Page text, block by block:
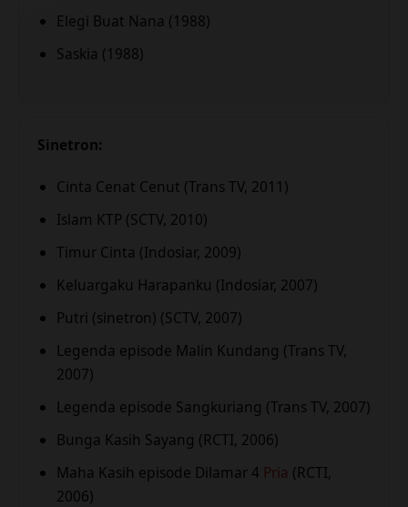
Elegi Buat Nana (1988)
Saskia (1988)
Sinetron:
Cinta Cenat Cenut (Trans TV, 2011)
Islam KTP (SCTV, 2010)
Timur Cinta (Indosiar, 2009)
Keluargaku Harapanku (Indosiar, 2007)
Putri (sinetron) (SCTV, 2007)
Legenda episode Malin Kundang (Trans TV,
2007)
Legenda episode Sangkuriang (Trans TV, 2007)
Bunga Kasih Sayang (RCTI, 2006)
Maha Kasih episode Dilamar 4 Pria (RCTI,
2006)